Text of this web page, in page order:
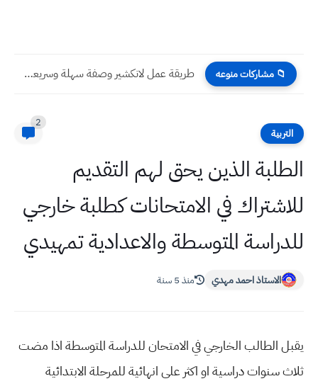
📁 مشاركات منوعه طريقة عمل لانكشير وصفة سهلة وسريعة بالطريقة العراقية
التربية
2
الطلبة الذين يحق لهم التقديم
للاشتراك في الامتحانات كطلبة خارجي
للدراسة المتوسطة والاعدادية تمهيدي
الاستاذ احمد مهدي منذ 5 سنة
يقبل الطالب الخارجي في الامتحان للدراسة المتوسطة اذا مضت
ثلاث سنوات دراسية او اكثر على انهائية للمرحلة الابتدائية